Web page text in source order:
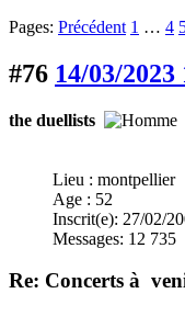
Pages: Précédent 1 … 4
#76 14/03/2023
the duellists
Lieu : montpellier
Age : 52
Inscrit(e): 27/02/
Messages: 12 735
Re: Concerts à